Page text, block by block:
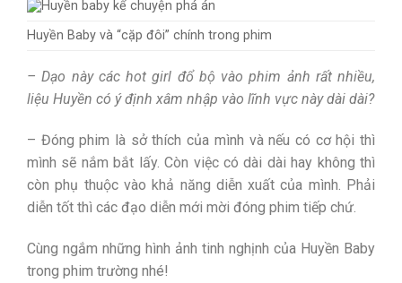
Huyền Baby và “cặp đôi” chính trong phim
– Dạo này các hot girl đổ bộ vào phim ảnh rất nhiều,
liệu Huyền có ý định xâm nhập vào lĩnh vực này dài dài?
– Đóng phim là sở thích của mình và nếu có cơ hội thì
mình sẽ nắm bắt lấy. Còn việc có dài dài hay không thì
còn phụ thuộc vào khả năng diễn xuất của mình. Phải
diễn tốt thì các đạo diễn mới mời đóng phim tiếp chứ.
Cùng ngắm những hình ảnh tinh nghịnh của Huyền Baby
trong phim trường nhé!